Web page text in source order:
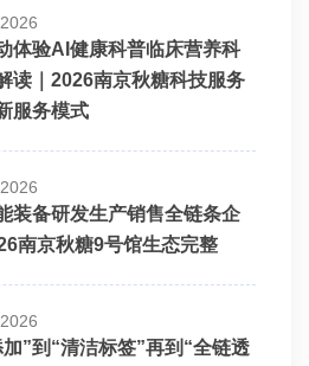
体验AI健康科普临床营养科
读｜2026南京秋糖科技服务
服务模式
装备研发生产销售全链条企
南京秋糖9号馆生态完整
加”到“清洁标签”再到“全链透